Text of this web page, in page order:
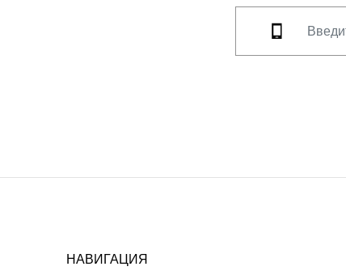
НАВИГАЦИЯ